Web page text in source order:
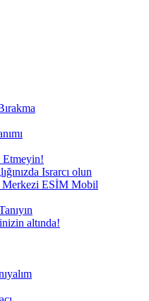
Etmeyin!
Israrcı olun
Merkezi ESİM Mobil
altında!